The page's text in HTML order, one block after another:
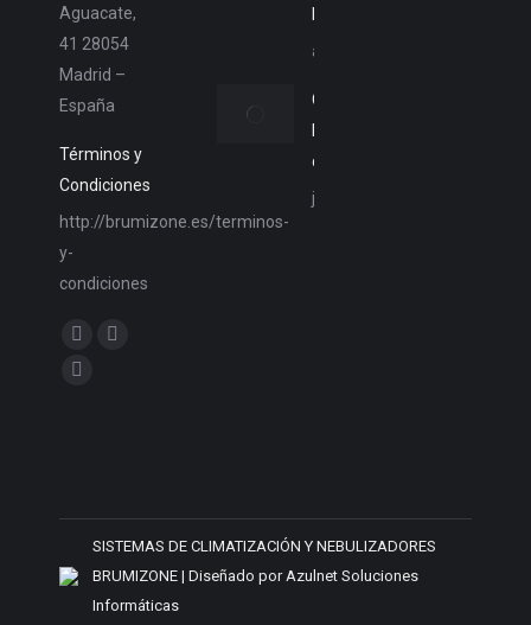
Aguacate,
41 28054
Madrid –
España
Términos y
Condiciones
http://brumizone.es/terminos-
y-
condiciones
Encuéntranos en:
page
window
abril 30, 2018
Consejos de
de Agua
julio 27, 2017
SISTEMAS DE CLIMATIZACIÓN Y NEBULIZADORES
BRUMIZONE | Diseñado por Azulnet Soluciones
Informáticas